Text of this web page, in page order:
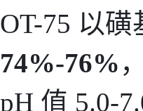
OT-75 以
74%-76%
pH 值 5.0-